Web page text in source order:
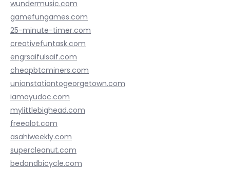
wundermusic.com
gamefungames.com
25-minute-timer.com
creativefuntask.com
engrsaifulsaif.com
cheapbtcminers.com
unionstationtogeorgetown.com
iamayudoc.com
mylittlebighead.com
freealot.com
asahiweekly.com
supercleanut.com
bedandbicycle.com